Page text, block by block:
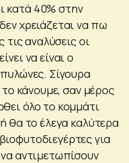
κατά 40% στην
χρειάζεται να πω
τις αναλύσεις οι
να είναι ο
Σίγουρα
κάνουμε, σαν μέρος
όλο το κομμάτι
θα το έλεγα καλύτερα
για
αντιμετωπίσουν